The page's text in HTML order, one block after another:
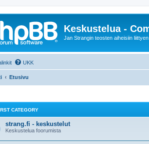
Keskustelua -
Jan Strangin teosten aiheisiin liittyen
UKK
Etusivu
CATEGORY
strang.fi - keskustelut
Keskustelua foorumista